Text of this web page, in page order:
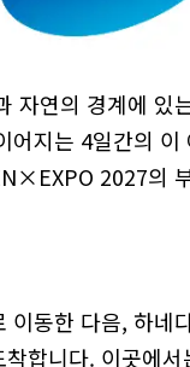
자연의 경계에
어지는 4일간의
2027의
이동한 다음, 하네
합니다. 이곳에